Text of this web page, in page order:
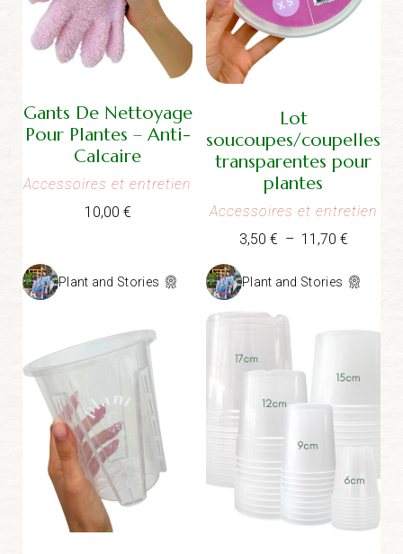
Gants De Nettoyage
Pour Plantes – Anti-
Calcaire
Accessoires et entretien
10,00 €
Lot
soucoupes/coupelles
transparentes pour
plantes
Accessoires et entretien
3,50 € – 11,70 €Plage
prix :
Plant and Stories Plant and Stories